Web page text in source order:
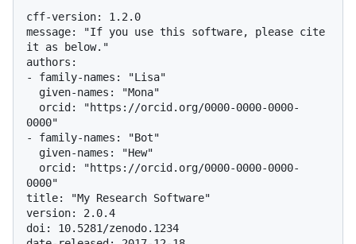
cff-version: 1.2.0
message: "If you use this software, please cite
it as below."
authors:
- family-names: "Lisa"
0000"
- family-names: "Bot"
0000"
title: "My Research Software"
version: 2.0.4
doi: 10.5281/zenodo.1234